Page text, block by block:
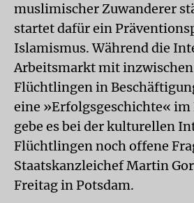
muslimischer Zuwanderer
startet dafür ein
Islamismus. Während die
Arbeitsmarkt mit
Flüchtlingen in
eine »Erfolgsgeschichte« im
gebe es bei der kulturellen
Flüchtlingen noch offene
Staatskanzleichef Martin
Freitag in Potsdam.